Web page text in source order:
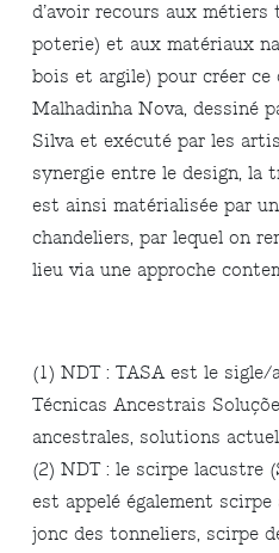
d’avoir recours aux
poterie) et aux matériaux
bois et argile) pour créer
Malhadinha Nova, dessiné
Silva et exécuté par les
synergie entre le design,
est ainsi matérialisée par
chandeliers, par lequel on
lieu via une approche
(1) NDT : TASA est le
Técnicas Ancestrais
ancestrales, solutions
(2) NDT : le scirpe lacustre
est appelé également
jonc des tonneliers, scirpe